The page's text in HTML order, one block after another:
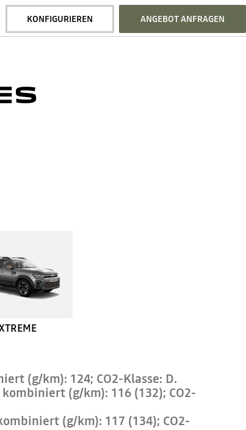
KONFIGURIEREN ANGEBOT ANFRAGEN
(g/km): 124; CO2-Klasse: D.
(g/km): 116 (132); CO2-
(g/km): 117 (134); CO2-